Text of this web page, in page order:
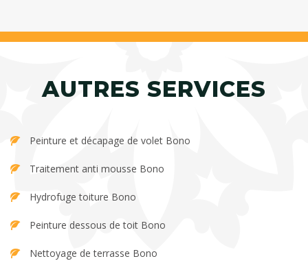
AUTRES SERVICES
Peinture et décapage de volet Bono
Traitement anti mousse Bono
Hydrofuge toiture Bono
Peinture dessous de toit Bono
Nettoyage de terrasse Bono